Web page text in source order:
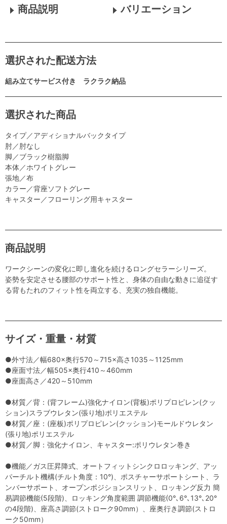
商品説明 バリエーション
選択された配送方法
組み立てサービス付き ラクラク納品
選択された商品
タイプ／アディショナルバックタイプ
肘／肘なし
脚／ブラック樹脂脚
本体／ホワイトグレー
張地／布
カラー／背座ソフトグレー
キャスター／フローリング用キャスター
商品説明
ワークシーンの変化に即し進化を続けるロングセラーシリーズ。
姿勢を安定させる腰部のサポート性と、身体の自由な動きに追従す
る背もたれのフィット性を両立する、充実の独自機能。
サイズ・重量・材質
●外寸法／幅680×奥行570～715×高さ1035～1125mm
●座面寸法／幅505×奥行410～460mm
●座面高さ／420～510mm
●材質／背：(背フレーム)強化ナイロン(背板)ポリプロピレン(クッ
ション)スラブウレタン(張り地)ポリエステル
●材質／座：(座板)ポリプロピレン(クッション)モールドウレタン
(張り地)ポリエステル
●材質／脚：強化ナイロン、キャスター:ポリウレタン巻き
●機能／ガス圧昇降式、オートフィットシンクロロッキング、アッ
パーチルト機構(チルト角度：10°)、ポスチャーサポートシート、ラ
ンバーサポート、オープンポジションスリット、ロッキング反力 簡
易調節機能(5段階)、ロッキング角度範囲 調節機能(0°､6°､13°､20°
の4段階)、座高さ調節(ストローク90mm）、座奥行き調節(ストロ
ーク50mm）